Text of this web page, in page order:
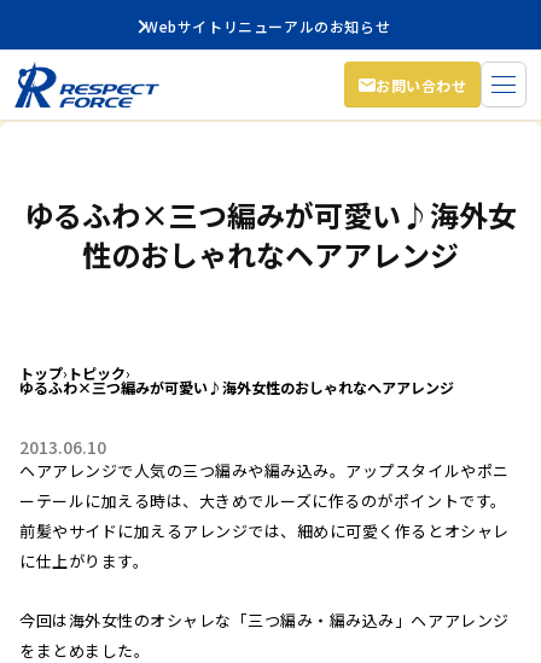
Webサイトリニューアルのお知らせ
お問い合わせ
ゆるふわ×三つ編みが可愛い♪海外女
性のおしゃれなヘアアレンジ
トップ› トピック›
ゆるふわ×三つ編みが可愛い♪海外女性のおしゃれなヘアアレンジ
2013.06.10
ヘアアレンジで人気の三つ編みや編み込み。アップスタイルやポニ
ーテールに加える時は、大きめでルーズに作るのがポイントです。
前髪やサイドに加えるアレンジでは、細めに可愛く作るとオシャレ
に仕上がります。
今回は海外女性のオシャレな「三つ編み・編み込み」ヘアアレンジ
をまとめました。